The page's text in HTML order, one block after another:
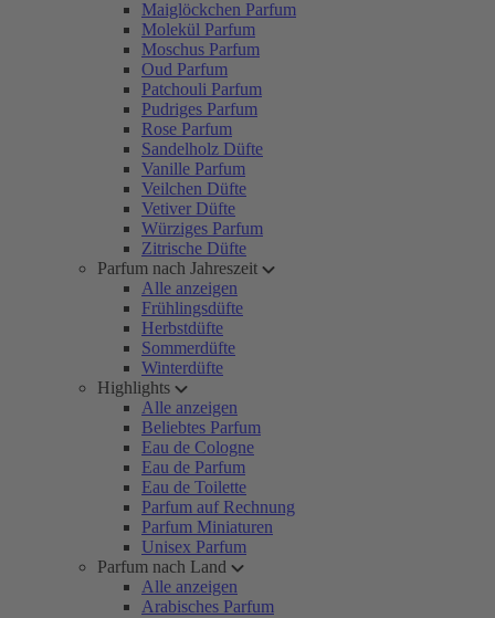
Maiglöckchen Parfum
Molekül Parfum
Moschus Parfum
Oud Parfum
Patchouli Parfum
Pudriges Parfum
Rose Parfum
Sandelholz Düfte
Vanille Parfum
Veilchen Düfte
Vetiver Düfte
Würziges Parfum
Zitrische Düfte
Parfum nach Jahreszeit
Alle anzeigen
Frühlingsdüfte
Herbstdüfte
Sommerdüfte
Winterdüfte
Highlights
Alle anzeigen
Beliebtes Parfum
Eau de Cologne
Eau de Parfum
Eau de Toilette
Parfum auf Rechnung
Parfum Miniaturen
Unisex Parfum
Parfum nach Land
Alle anzeigen
Arabisches Parfum